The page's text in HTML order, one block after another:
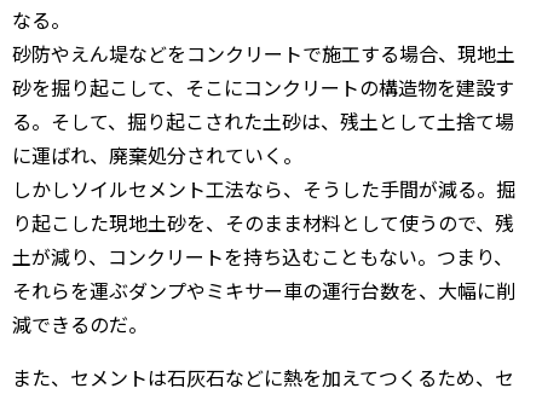
なる。
砂防やえん堤などをコンクリートで施工する場合、現地土
砂を掘り起こして、そこにコンクリートの構造物を建設す
る。そして、掘り起こされた土砂は、残土として土捨て場
に運ばれ、廃棄処分されていく。
しかしソイルセメント工法なら、そうした手間が減る。掘
り起こした現地土砂を、そのまま材料として使うので、残
土が減り、コンクリートを持ち込むこともない。つまり、
それらを運ぶダンプやミキサー車の運行台数を、大幅に削
減できるのだ。
また、セメントは石灰石などに熱を加えてつくるため、セ